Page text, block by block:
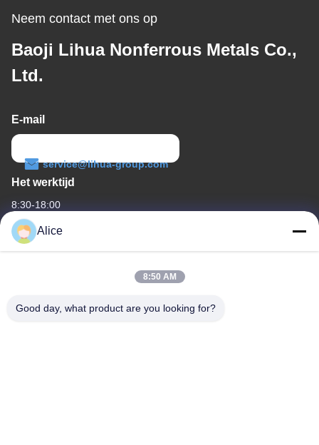
Neem contact met ons op
Baoji Lihua Nonferrous Metals Co.,
Ltd.
E-mail
service@lihua-group.com
Het werktijd
8:30-18:00
Ons adres
No. 3, Gaoya Industrial Park, Baotai Road, Gaoxin Development
Alice
8:50 AM
Good day, what product are you looking for?